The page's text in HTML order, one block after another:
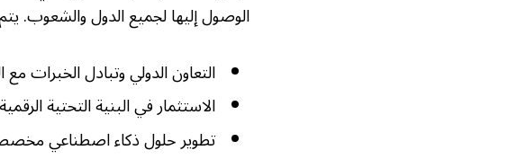
الوصول إليها لجميع الدول والشعوب.
التعاون الدولي وتبادل الخبرات
الاستثمار في البنية التحتية
تطوير حلول ذكاء اصطناعي